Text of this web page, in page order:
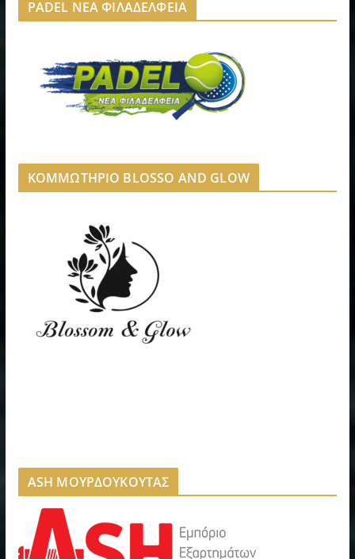
PADEL ΝΕΑ ΦΙΛΑΔΕΛΦΕΙΑ
ΚΟΜΜΩΤΗΡΙΟ BLOSSO AND GLOW
ASH ΜΟΥΡΔΟΥΚΟΥΤΑΣ